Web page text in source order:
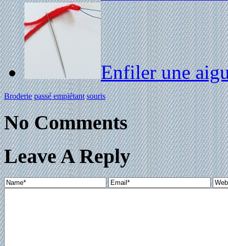
Enfiler une
Broderie passé empiétant souris
No Comments
Leave A Reply